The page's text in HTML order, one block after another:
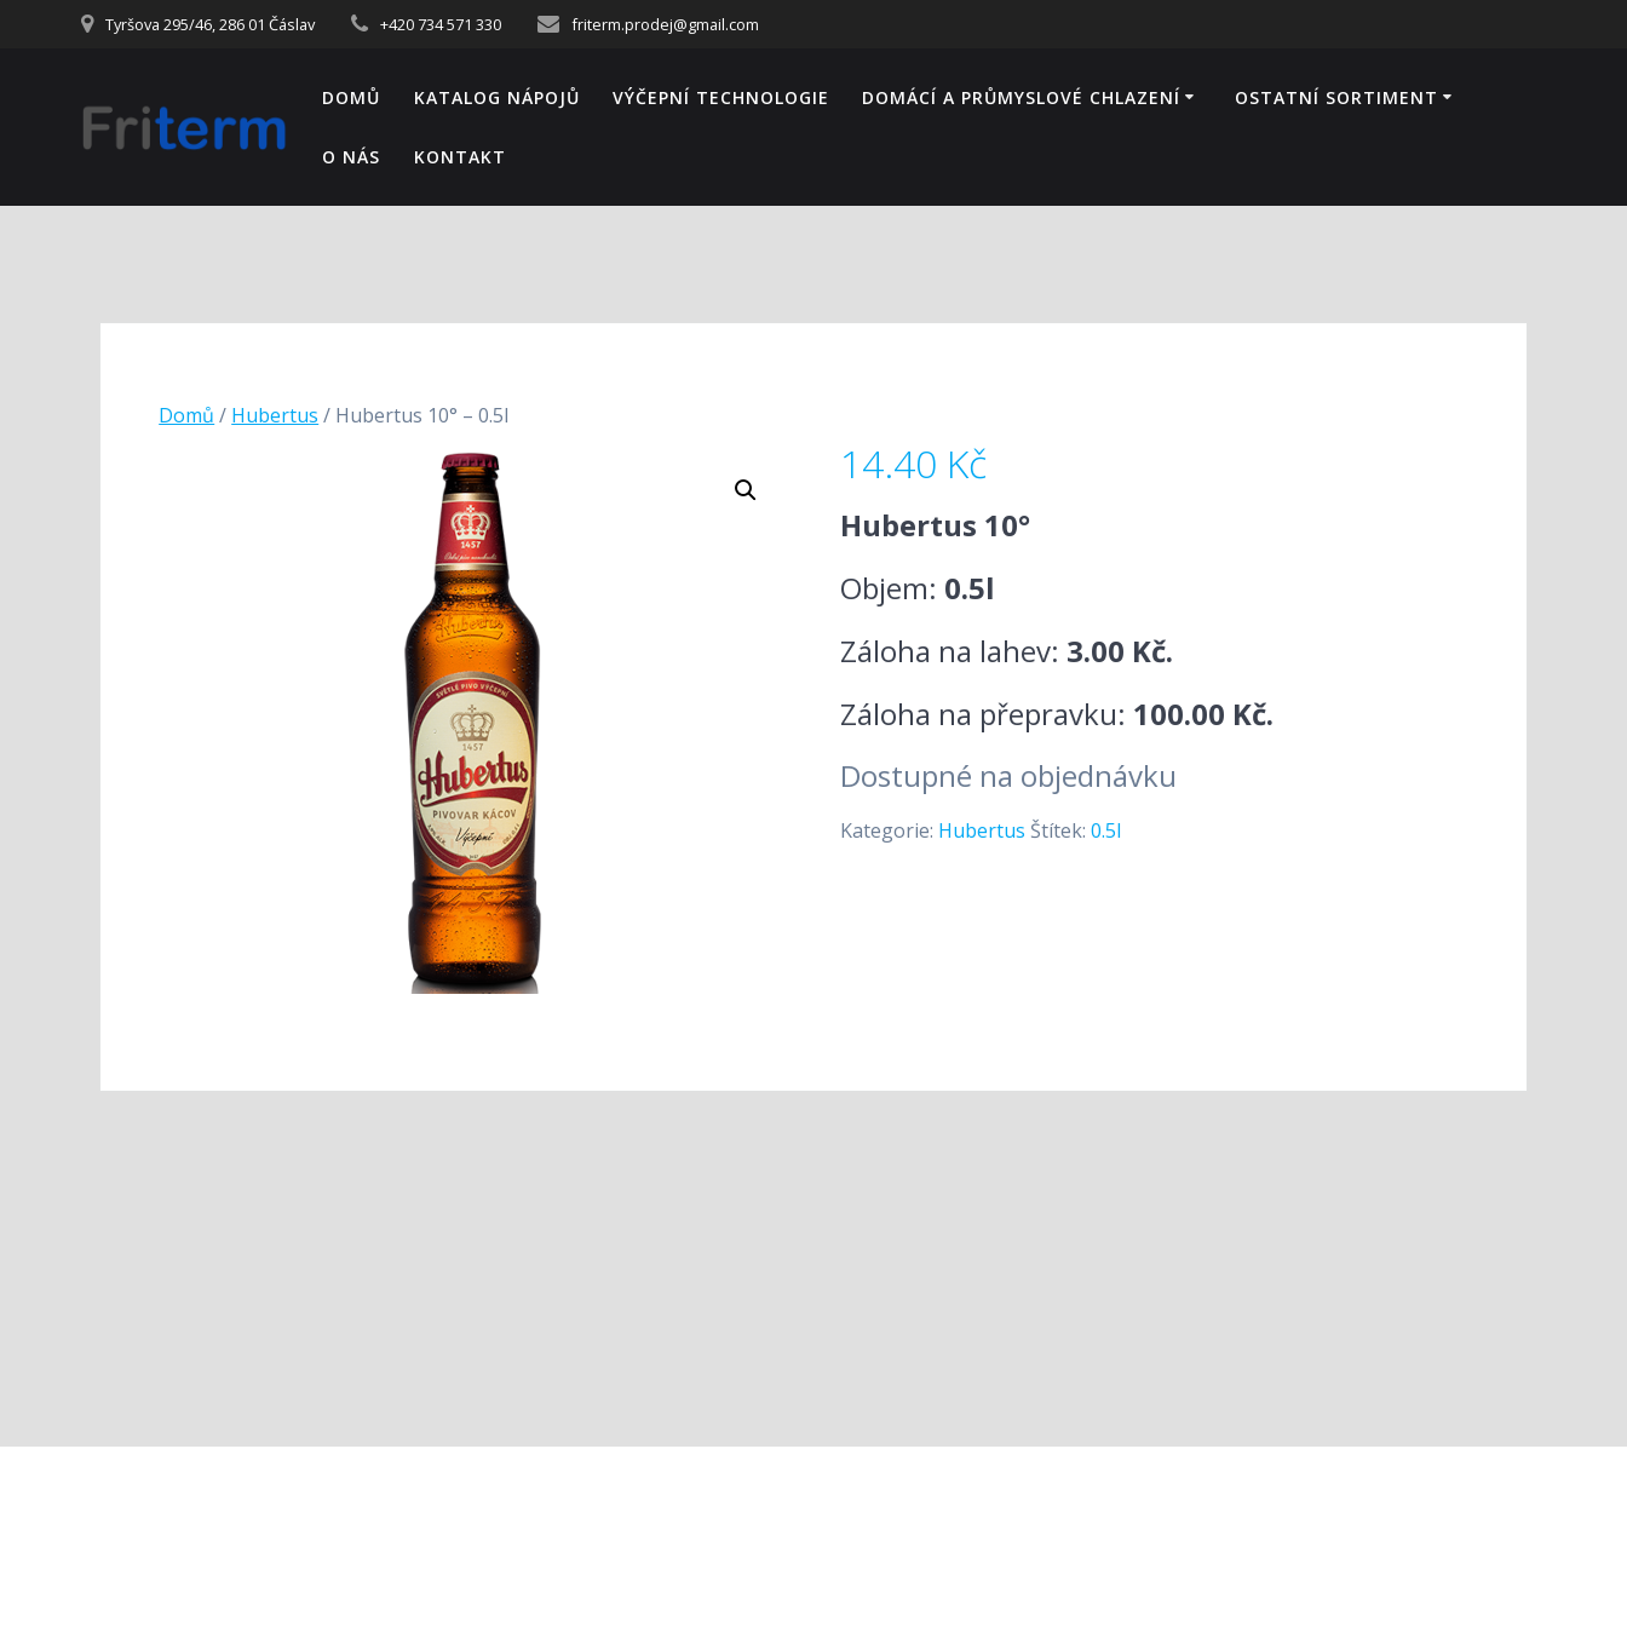
Tyršova 295/46, 286 01 Čáslav +420 734 571 330 friterm.prodej@gmail.com
DOMŮ KATALOG NÁPOJŮ VÝČEPNÍ TECHNOLOGIE DOMÁCÍ A PRŮMYSLOVÉ CHLAZENÍ OSTATNÍ SORTIMENT
O NÁS KONTAKT
Domů / Hubertus / Hubertus 10° – 0.5l
14.40 Kč
Hubertus 10°
Objem: 0.5l
Záloha na lahev: 3.00 Kč.
Záloha na přepravku: 100.00 Kč.
Dostupné na objednávku
Kategorie: Hubertus Štítek: 0.5l